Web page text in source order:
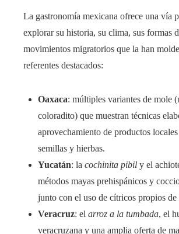
La gastronomía mexicana ofrece una vía
explorar su historia, su clima, sus formas
movimientos migratorios que la han
referentes destacados:
Oaxaca: múltiples variantes de mole
coloradito) que muestran técnicas
aprovechamiento de productos
semillas y hierbas.
Yucatán: la cochinita pibil y el
métodos mayas prehispánicos y
junto con el uso de cítricos propios de
Veracruz: el arroz a la tumbada, el
veracruzana y una amplia oferta de